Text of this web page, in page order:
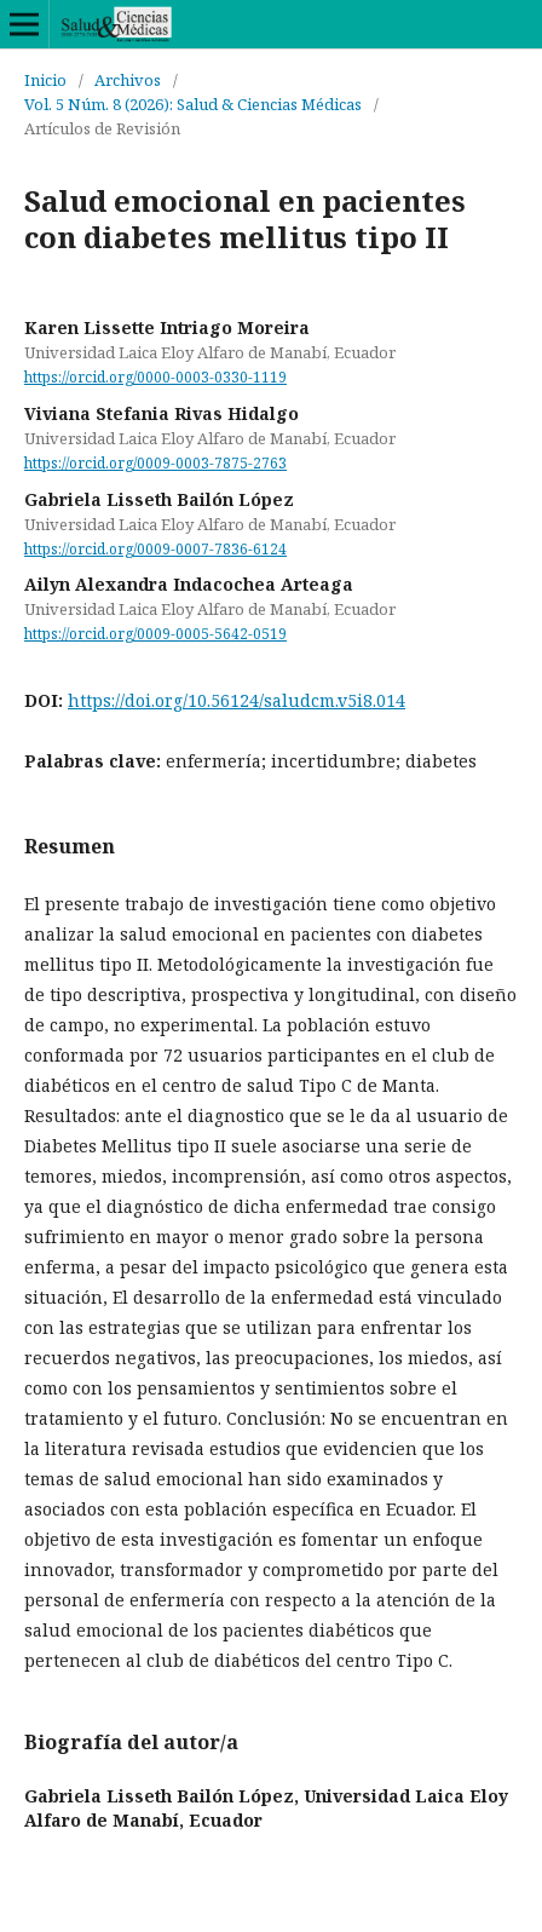
Inicio / Archivos
/
Vol. 5 Núm. 8 (2026): Salud & Ciencias Médicas
/
Artículos de Revisión
Salud emocional en pacientes
con diabetes mellitus tipo II
Karen Lissette Intriago Moreira
Universidad Laica Eloy Alfaro de Manabí, Ecuador
https://orcid.org/0000-0003-0330-1119
Viviana Stefania Rivas Hidalgo
Universidad Laica Eloy Alfaro de Manabí, Ecuador
https://orcid.org/0009-0003-7875-2763
Gabriela Lisseth Bailón López
Universidad Laica Eloy Alfaro de Manabí, Ecuador
https://orcid.org/0009-0007-7836-6124
Ailyn Alexandra Indacochea Arteaga
Universidad Laica Eloy Alfaro de Manabí, Ecuador
https://orcid.org/0009-0005-5642-0519
DOI: https://doi.org/10.56124/saludcm.v5i8.014
Palabras clave: enfermería; incertidumbre; diabetes
Resumen
El presente trabajo de investigación tiene como objetivo
analizar la salud emocional en pacientes con diabetes
mellitus tipo II. Metodológicamente la investigación fue
de tipo descriptiva, prospectiva y longitudinal, con diseño
de campo, no experimental. La población estuvo
conformada por 72 usuarios participantes en el club de
diabéticos en el centro de salud Tipo C de Manta.
Resultados: ante el diagnostico que se le da al usuario de
Diabetes Mellitus tipo II suele asociarse una serie de
temores, miedos, incomprensión, así como otros aspectos,
ya que el diagnóstico de dicha enfermedad trae consigo
sufrimiento en mayor o menor grado sobre la persona
enferma, a pesar del impacto psicológico que genera esta
situación, El desarrollo de la enfermedad está vinculado
con las estrategias que se utilizan para enfrentar los
recuerdos negativos, las preocupaciones, los miedos, así
como con los pensamientos y sentimientos sobre el
tratamiento y el futuro. Conclusión: No se encuentran en
la literatura revisada estudios que evidencien que los
temas de salud emocional han sido examinados y
asociados con esta población específica en Ecuador. El
objetivo de esta investigación es fomentar un enfoque
innovador, transformador y comprometido por parte del
personal de enfermería con respecto a la atención de la
salud emocional de los pacientes diabéticos que
pertenecen al club de diabéticos del centro Tipo C.
Biografía del autor/a
Gabriela Lisseth Bailón López, Universidad Laica Eloy
Alfaro de Manabí, Ecuador